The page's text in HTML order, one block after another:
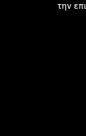
την